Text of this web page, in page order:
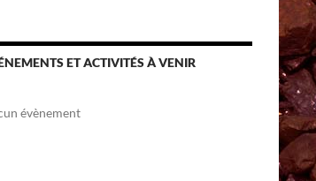
ET ACTIVITÉS À VENIR
évènement